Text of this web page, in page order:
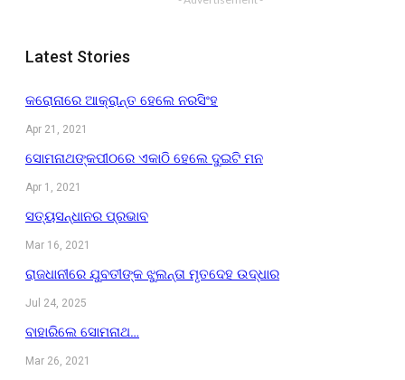
Latest Stories
କରୋନାରେ ଆକ୍ରାନ୍ତ ହେଲେ ନରସିଂହ
Apr 21, 2021
ସୋମନାଥଙ୍କପୀଠରେ ଏକାଠି ହେଲେ ଦୁଇଟି ମନ
Apr 1, 2021
ସତ୍ୟସନ୍ଧାନର ପ୍ରଭାବ
Mar 16, 2021
ରାଜଧାନୀରେ ଯୁବତୀଙ୍କ ଝୁଲନ୍ତା ମୃତଦେହ ଉଦ୍ଧାର
Jul 24, 2025
ବାହାରିଲେ ସୋମନାଥ…
Mar 26, 2021